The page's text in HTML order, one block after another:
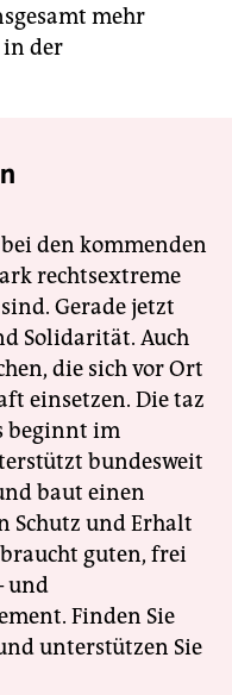
mehr
in der
den kommenden
rechtsextreme
Gerade jetzt
Solidarität. Auch
die sich vor Ort
einsetzen. Die taz
beginnt im
bundesweit
baut einen
Schutz und Erhalt
guten, frei
und
Finden Sie
unterstützen Sie